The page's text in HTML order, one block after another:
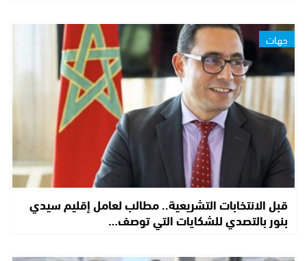
جهات
قبل الانتخابات التشريعية.. مطالب لعامل إقليم سيدي
بنور بالتصدي للشكايات التي توصف…